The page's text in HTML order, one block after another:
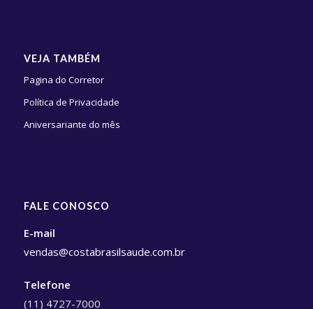
VEJA TAMBÉM
Pagina do Corretor
Política de Privacidade
Aniversariante do mês
FALE CONOSCO
E-mail
vendas@costabrasilsaude.com.br
Telefone
(11) 4727-7000